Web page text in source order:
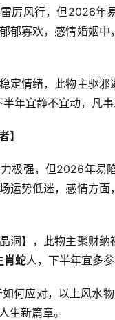
厉风行，但2026年
郁寡欢，感情婚姻中，
定情绪，此物主驱
半年宜静不宜动，凡
】
极强，但2026年易
运势低迷，感情方面，
洞】，此物主聚财
肖蛇人，下半年宜多
何应对，以上风水
生新篇章。